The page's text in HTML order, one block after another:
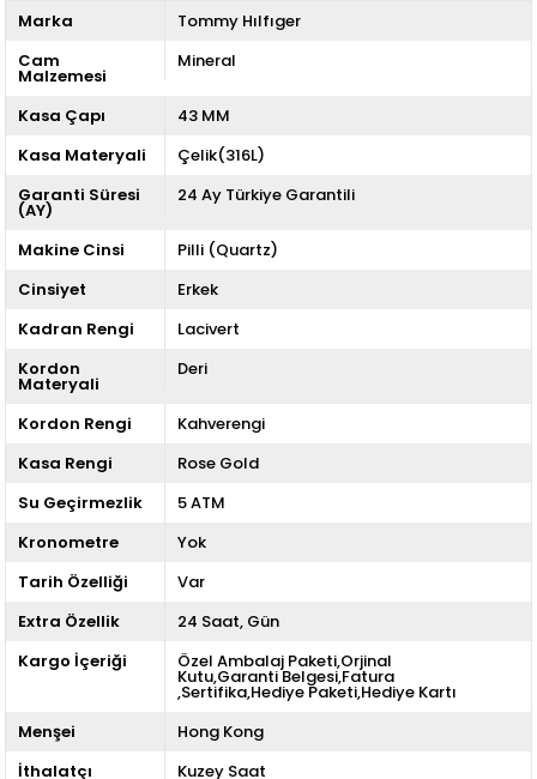
Marka
Tommy Hılfıger
Cam
Malzemesi
Mineral
Kasa Çapı
43 MM
Kasa Materyali
Çelik(316L)
Garanti Süresi
(AY)
24 Ay Türkiye Garantili
Makine Cinsi
Pilli (Quartz)
Cinsiyet
Erkek
Kadran Rengi
Lacivert
Kordon
Materyali
Deri
Kordon Rengi
Kahverengi
Kasa Rengi
Rose Gold
Su Geçirmezlik
5 ATM
Kronometre
Yok
Tarih Özelliği
Var
Extra Özellik
24 Saat Gün
Kargo İçeriği
Özel Ambalaj Paketi,Orjinal
Kutu,Garanti Belgesi,Fatura
,Sertifika,Hediye Paketi,Hediye Kartı
Menşei
Hong Kong
İthalatçı
Kuzey Saat